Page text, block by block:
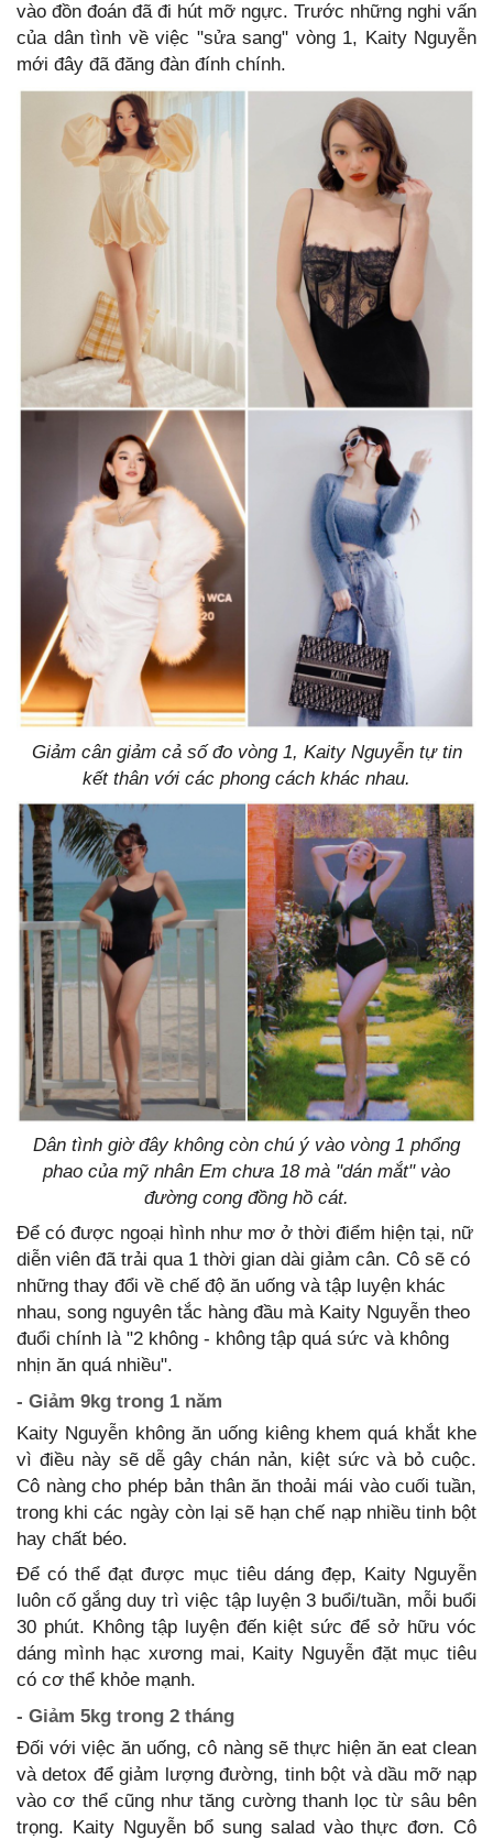
vào đồn đoán đã đi hút mỡ ngực. Trước những nghi vấn
của dân tình về việc "sửa sang" vòng 1, Kaity Nguyễn
mới đây đã đăng đàn đính chính.
Giảm cân giảm cả số đo vòng 1, Kaity Nguyễn tự tin
kết thân với các phong cách khác nhau.
Dân tình giờ đây không còn chú ý vào vòng 1 phổng
phao của mỹ nhân Em chưa 18 mà "dán mắt" vào
đường cong đồng hồ cát.
Để có được ngoại hình như mơ ở thời điểm hiện tại, nữ
diễn viên đã trải qua 1 thời gian dài giảm cân. Cô sẽ có
những thay đổi về chế độ ăn uống và tập luyện khác
nhau, song nguyên tắc hàng đầu mà Kaity Nguyễn theo
đuổi chính là "2 không - không tập quá sức và không
nhịn ăn quá nhiều".
- Giảm 9kg trong 1 năm
Kaity Nguyễn không ăn uống kiêng khem quá khắt khe
vì điều này sẽ dễ gây chán nản, kiệt sức và bỏ cuộc.
Cô nàng cho phép bản thân ăn thoải mái vào cuối tuần,
trong khi các ngày còn lại sẽ hạn chế nạp nhiều tinh bột
hay chất béo.
Để có thể đạt được mục tiêu dáng đẹp, Kaity Nguyễn
luôn cố gắng duy trì việc tập luyện 3 buổi/tuần, mỗi buổi
30 phút. Không tập luyện đến kiệt sức để sở hữu vóc
dáng mình hạc xương mai, Kaity Nguyễn đặt mục tiêu
có cơ thể khỏe mạnh.
- Giảm 5kg trong 2 tháng
Đối với việc ăn uống, cô nàng sẽ thực hiện ăn eat clean
và detox để giảm lượng đường, tinh bột và dầu mỡ nạp
vào cơ thể cũng như tăng cường thanh lọc từ sâu bên
trọng. Kaity Nguyễn bổ sung salad vào thực đơn. Cô